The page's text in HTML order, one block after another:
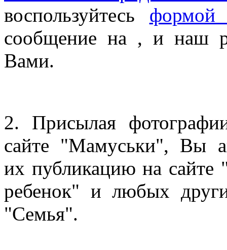
воспользуйтесь формой
сообщение на , и наш
Вами.
2. Присылая
сайте "Мамуськи", Вы
их публикацию на
ребенок" и любых
"Семья".